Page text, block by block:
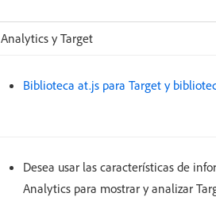
Analytics y Target
Biblioteca at.js para Target y
Desea usar las características de
Analytics para mostrar y analizar